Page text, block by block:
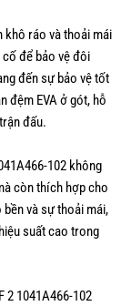
khô ráo và thoải mái
để bảo vệ đôi
đến sự bảo vệ tốt
đệm EVA ở gót, hỗ
đấu.
102 không
còn thích hợp cho
và sự thoải mái,
suất cao trong
2 1041A466-102